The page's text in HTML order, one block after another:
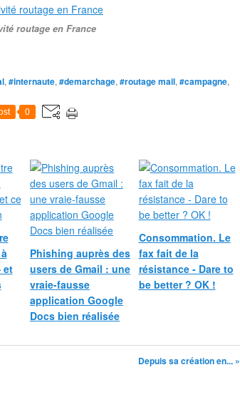
routage en France
, #internaute, #demarchage, #routage mail, #campagne,
0
et
Phishing auprès des
users de Gmail : une
vraie-fausse
application Google
Docs bien réalisée
Consommation. Le
fax fait de la
résistance - Dare to
be better ? OK !
Depuis sa création en... »